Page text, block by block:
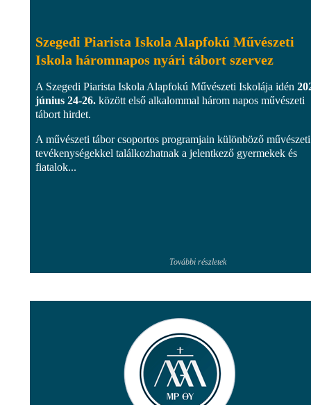
Szegedi Piarista Iskola Alapfokú Művészeti
Iskola háromnapos nyári tábort szervez
A Szegedi Piarista Iskola Alapfokú Művészeti Iskolája idén
június 24-26. között első alkalommal három napos művészeti
tábort hirdet.
A művészeti tábor csoportos programjain különböző művészeti
tevékenységekkel találkozhatnak a jelentkező gyermekek és
fiatalok...
További részletek